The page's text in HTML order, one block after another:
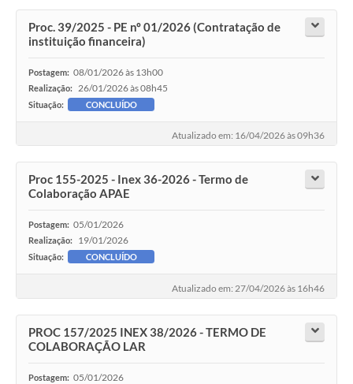
Proc. 39/2025 - PE nº 01/2026 (Contratação de
instituição financeira)
Postagem: 08/01/2026 às 13h00
Realização: 26/01/2026 às 08h45
Situação: CONCLUÍDO
Atualizado em: 16/04/2026 às 09h36
Proc 155-2025 - Inex 36-2026 - Termo de
Colaboração APAE
Postagem: 05/01/2026
Realização: 19/01/2026
Situação: CONCLUÍDO
Atualizado em: 27/04/2026 às 16h46
PROC 157/2025 INEX 38/2026 - TERMO DE
COLABORAÇÃO LAR
Postagem: 05/01/2026